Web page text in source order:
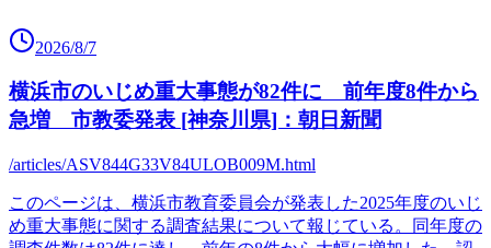
2026/8/7
横浜市のいじめ重大事態が82件に 前年度8件から
急増 市教委発表 [神奈川県]：朝日新聞
/articles/ASV844G33V84ULOB009M.html
このページは、横浜市教育委員会が発表した2025年度のいじ
め重大事態に関する調査結果について報じている。同年度の